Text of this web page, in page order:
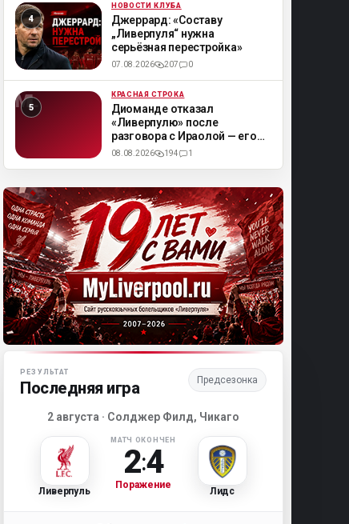
ML НОВОСТИ КЛУБА
Джеррард: «Составу
„Ливерпуля“ нужна
серьёзная перестройка»
07.08.2026 207 0
ML КРАСНАЯ СТРОКА
Диоманде отказал
«Ливерпулю» после
разговора с Ираолой — его
смутил «переходный сезон»
08.08.2026 194 1
Матч-центр «Ливерпуля»
РЕЗУЛЬТАТ
Последняя игра Предсезонка
2 августа · Солджер Филд, Чикаго
Ливерпуль
МАТЧ ОКОНЧЕН
2:4
Поражение
Лидс